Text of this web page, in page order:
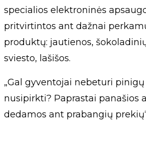
specialios elektroninės
pritvirtintos ant dažnai
produktų: jautienos,
sviesto, lašišos.
„Gal gyventojai nebeturi
nusipirkti? Paprastai panašios
dedamos ant prabangių